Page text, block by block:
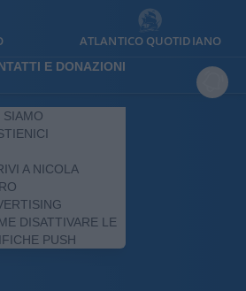
ATLANTICO QUOTIDIANO
E DONAZIONI
SIAMO
A NICOLA
DISATTIVARE LE
PUSH